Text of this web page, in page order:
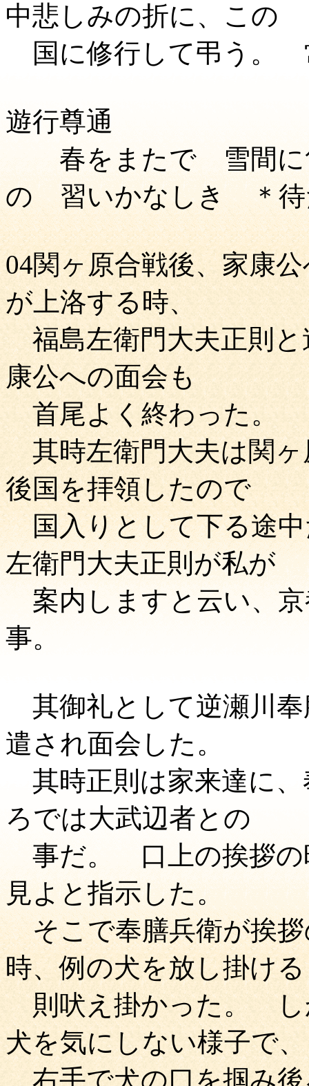
中悲しみの折に、この
国に修行して弔う。
遊行尊通
春をまたで 雪間に
の 習いかなしき ＊待
04関ヶ原合戦後、家康
が上洛する時、
福島左衛門大夫正則と
康公への面会も
首尾よく終わった。
其時左衛門大夫は関ヶ
後国を拝領したので
国入りとして下る途
左衛門大夫正則が私が
案内しますと云い、
事。
其御礼として逆瀬川
遣され面会した。
其時正則は家来達に
ろでは大武辺者との
事だ。 口上の挨拶の
見よと指示した。
そこで奉膳兵衛が挨拶
時、例の犬を放し掛け
則吠え掛かった。 し
犬を気にしない様子で、
右手で犬の口を掴み後